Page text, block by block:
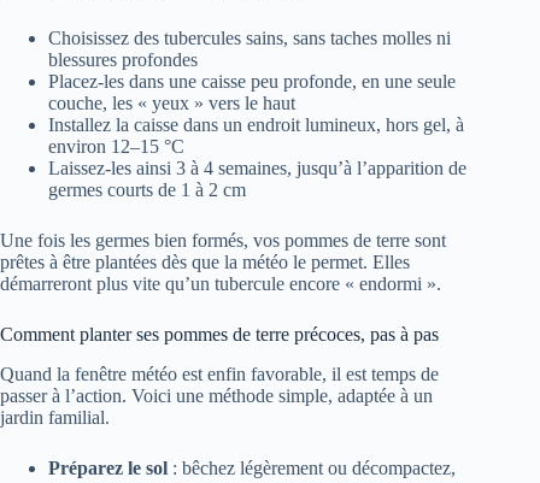
Choisissez des tubercules sains, sans taches molles ni
blessures profondes
Placez-les dans une caisse peu profonde, en une seule
couche, les « yeux » vers le haut
Installez la caisse dans un endroit lumineux, hors gel, à
environ 12–15 °C
Laissez-les ainsi 3 à 4 semaines, jusqu’à l’apparition de
germes courts de 1 à 2 cm
Une fois les germes bien formés, vos pommes de terre sont
prêtes à être plantées dès que la météo le permet. Elles
démarreront plus vite qu’un tubercule encore « endormi ».
Comment planter ses pommes de terre précoces, pas à pas
Quand la fenêtre météo est enfin favorable, il est temps de
passer à l’action. Voici une méthode simple, adaptée à un
jardin familial.
Préparez le sol : bêchez légèrement ou décompactez,